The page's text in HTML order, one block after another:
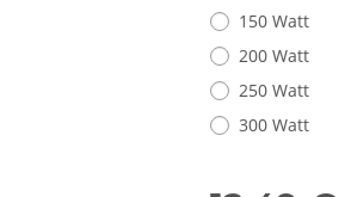
150 Watt
200 Watt
250 Watt
300 Watt